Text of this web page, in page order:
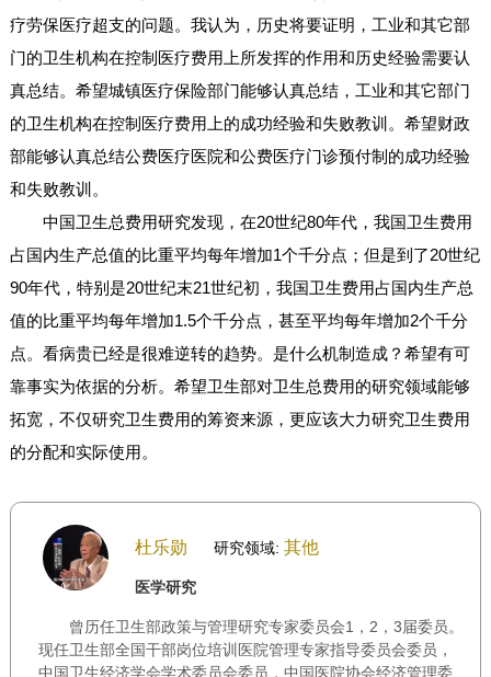
疗劳保医疗超支的问题。我认为，历史将要证明，工业和其它部
门的卫生机构在控制医疗费用上所发挥的作用和历史经验需要认
真总结。希望城镇医疗保险部门能够认真总结，工业和其它部门
的卫生机构在控制医疗费用上的成功经验和失败教训。希望财政
部能够认真总结公费医疗医院和公费医疗门诊预付制的成功经验
和失败教训。
中国卫生总费用研究发现，在20世纪80年代，我国卫生费用
占国内生产总值的比重平均每年增加1个千分点；但是到了20世纪
90年代，特别是20世纪末21世纪初，我国卫生费用占国内生产总
值的比重平均每年增加1.5个千分点，甚至平均每年增加2个千分
点。看病贵已经是很难逆转的趋势。是什么机制造成？希望有可
靠事实为依据的分析。希望卫生部对卫生总费用的研究领域能够
拓宽，不仅研究卫生费用的筹资来源，更应该大力研究卫生费用
的分配和实际使用。
杜乐勋 研究领域: 其他
医学研究
曾历任卫生部政策与管理研究专家委员会1，2，3届委员。
现任卫生部全国干部岗位培训医院管理专家指导委员会委员，
中国卫生经济学会学术委员会委员，中国医院协会经济管理委